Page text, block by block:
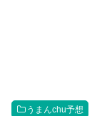
うまんchu予想